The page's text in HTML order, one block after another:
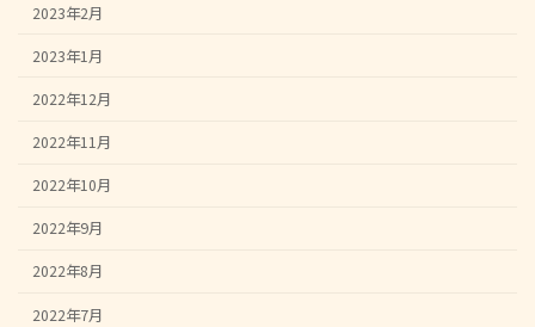
2023年2月
2023年1月
2022年12月
2022年11月
2022年10月
2022年9月
2022年8月
2022年7月